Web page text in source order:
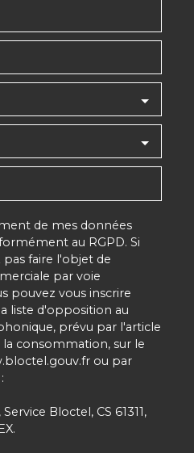
de mes données
au RGPD. Si
faire l'objet de
par voie
pouvez vous inscrire
liste d'opposition au
prévu par l'article
la consommation, sur le
ou par
Bloctel, CS 61311,